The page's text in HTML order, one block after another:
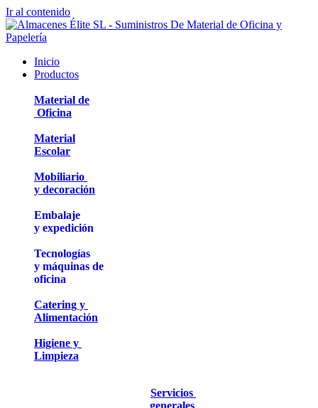
Ir al contenido
Inicio
Productos
Material de
Oficina
Material
Escolar
Mobiliario
y decoración
Embalaje
y expedición
Tecnologías
y máquinas de
oficina
Catering y
Alimentación
Higiene y
Limpieza
Servicios
generales